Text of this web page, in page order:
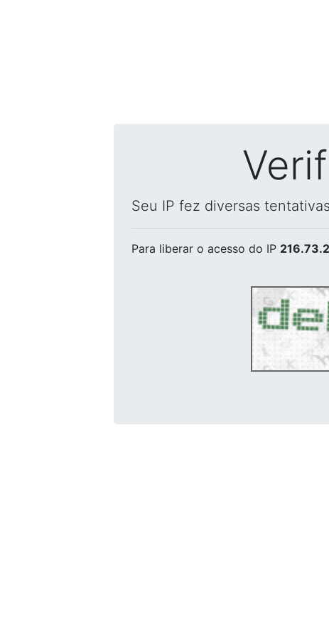
Seu IP fez diversas
Para liberar o acesso do IP